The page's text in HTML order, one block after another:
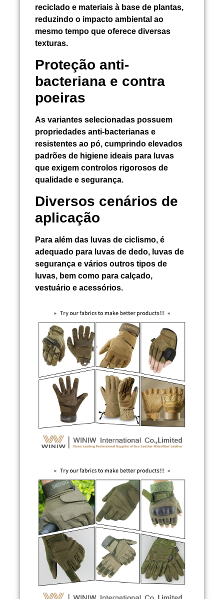
reciclado e materiais à base de plantas,
reduzindo o impacto ambiental ao
mesmo tempo que oferece diversas
texturas.
Proteção anti-
bacteriana e contra
poeiras
As variantes selecionadas possuem
propriedades anti-bacterianas e
resistentes ao pó, cumprindo elevados
padrões de higiene ideais para luvas
que exigem controlos rigorosos de
qualidade e segurança.
Diversos cenários de
aplicação
Para além das luvas de ciclismo, é
adequado para luvas de dedo, luvas de
segurança e vários outros tipos de
luvas, bem como para calçado,
vestuário e acessórios.